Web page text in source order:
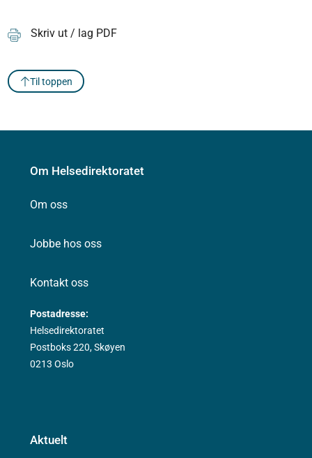
Skriv ut / lag PDF
Til toppen
Om Helsedirektoratet
Om oss
Jobbe hos oss
Kontakt oss
Postadresse:
Helsedirektoratet
Postboks 220, Skøyen
0213 Oslo
Aktuelt